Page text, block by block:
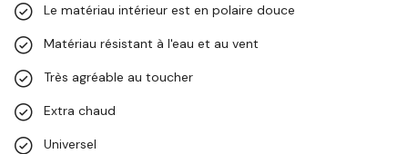
Le matériau intérieur est en polaire douce
Matériau résistant à l'eau et au vent
Très agréable au toucher
Extra chaud
Universel